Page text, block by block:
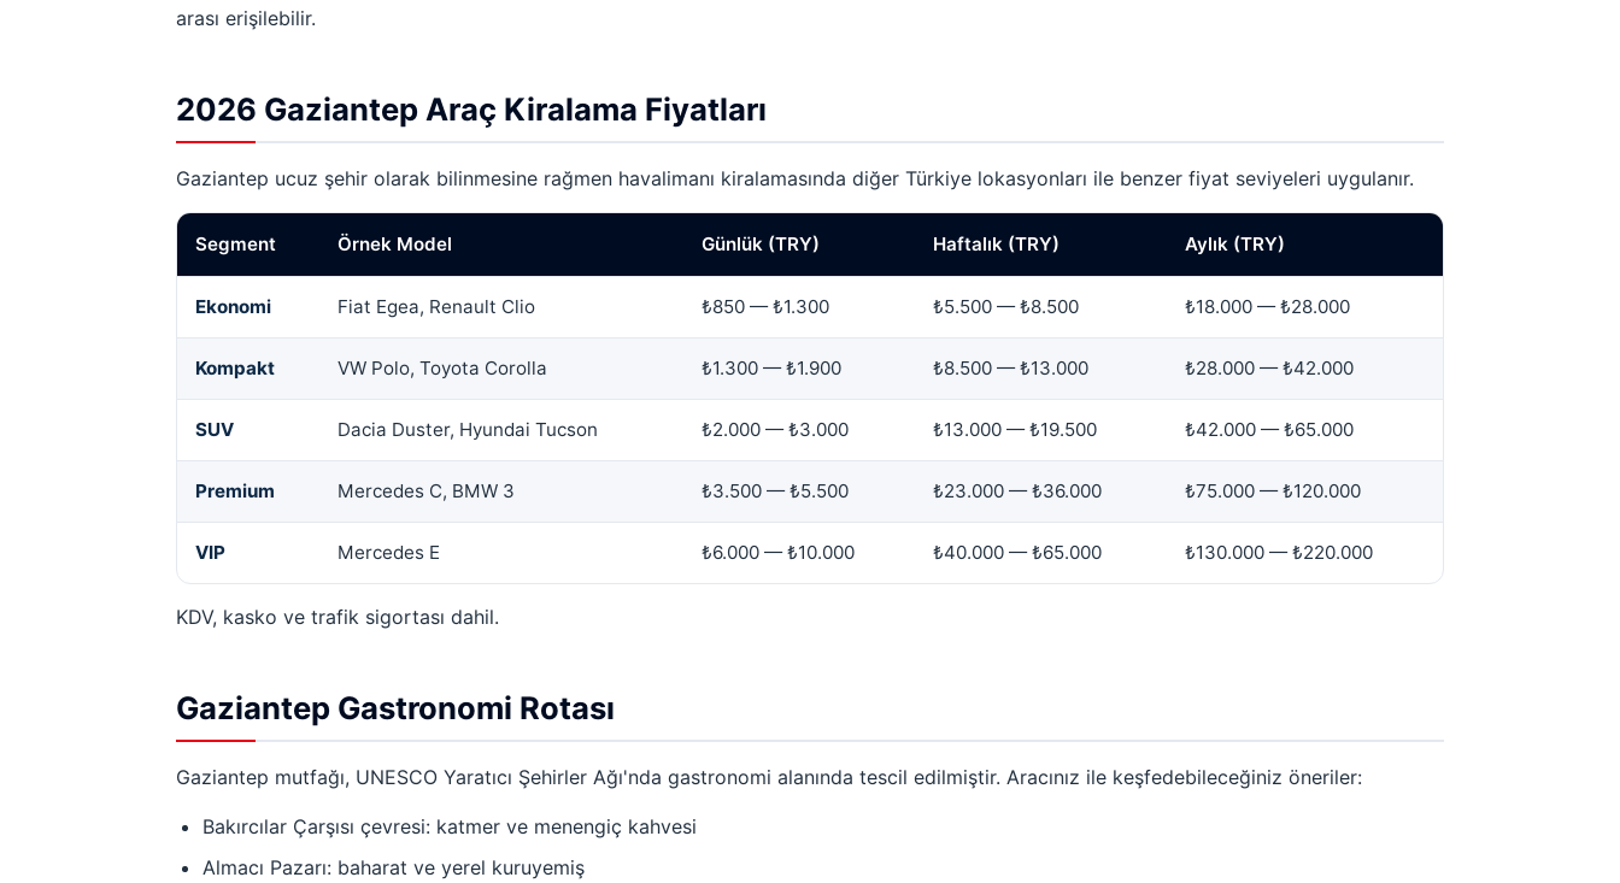
arası erişilebilir.
2026 Gaziantep Araç Kiralama Fiyatları
Gaziantep ucuz şehir olarak bilinmesine rağmen havalimanı kiralamasında diğer Türkiye lokasyonları ile benzer fiyat seviyeleri uygulanır.
Segment Örnek Model Günlük (TRY) Haftalık (TRY) Aylık (TRY)
Ekonomi Fiat Egea, Renault Clio ₺850 — ₺1.300 ₺5.500 — ₺8.500 ₺18.000 — ₺28.000
Kompakt VW Polo, Toyota Corolla ₺1.300 — ₺1.900 ₺8.500 — ₺13.000 ₺28.000 — ₺42.000
SUV Dacia Duster, Hyundai Tucson ₺2.000 — ₺3.000 ₺13.000 — ₺19.500 ₺42.000 — ₺65.000
Premium Mercedes C, BMW 3 ₺3.500 — ₺5.500 ₺23.000 — ₺36.000 ₺75.000 — ₺120.000
VIP Mercedes E ₺6.000 — ₺10.000 ₺40.000 — ₺65.000 ₺130.000 — ₺220.000
KDV, kasko ve trafik sigortası dahil.
Gaziantep Gastronomi Rotası
Gaziantep mutfağı, UNESCO Yaratıcı Şehirler Ağı'nda gastronomi alanında tescil edilmiştir. Aracınız ile keşfedebileceğiniz öneriler:
Bakırcılar Çarşısı çevresi: katmer ve menengiç kahvesi
Almacı Pazarı: baharat ve yerel kuruyemiş